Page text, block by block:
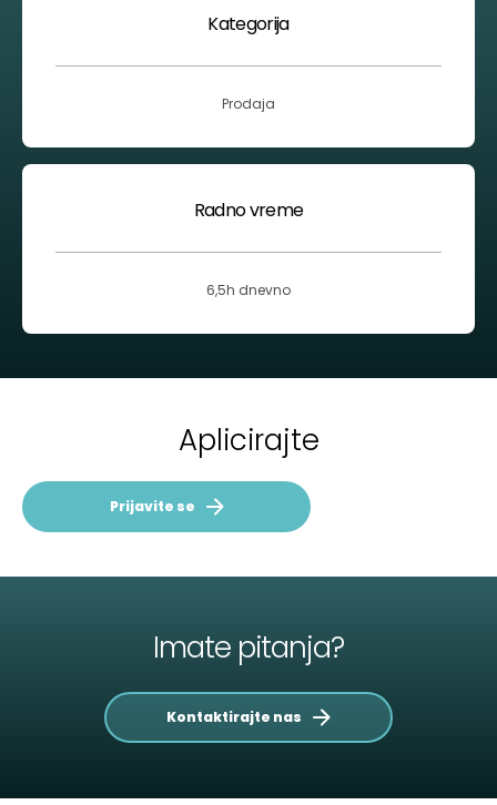
Kategorija
Prodaja
Radno vreme
6,5h dnevno
Aplicirajte
Prijavite se
Imate pitanja?
Kontaktirajte nas